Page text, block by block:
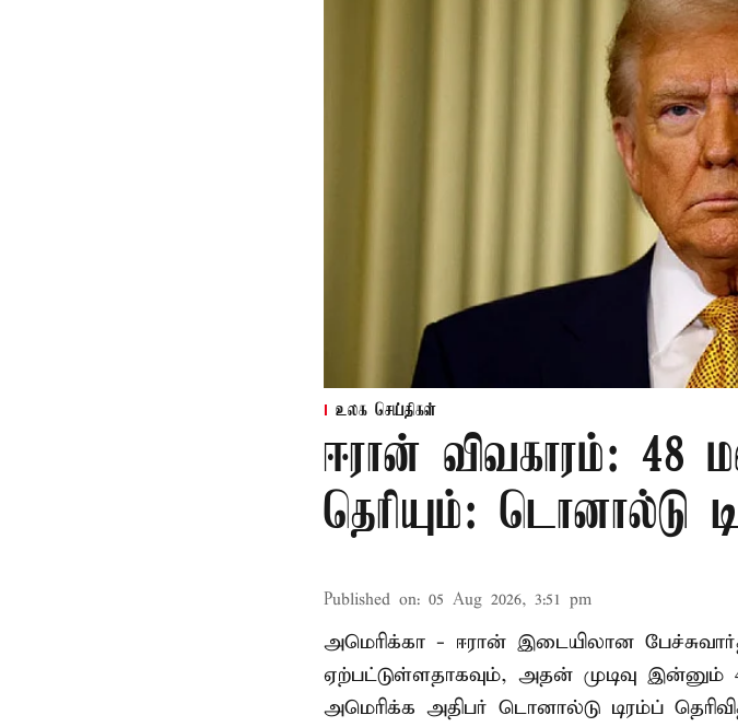
உலக செய்திகள்
ஈரான் விவகாரம்: 48
தெரியும்: டொனால்டு
Published on: 05 Aug 2026, 3:51 pm
அமெரிக்கா - ஈரான் இடையிலான
ஏற்பட்டுள்ளதாகவும், அதன் முடிவு இன்னும்
அமெரிக்க அதிபர் டொனால்டு டிரம்ப்